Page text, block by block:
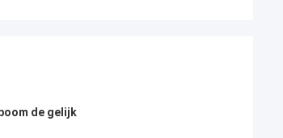
de gelijk